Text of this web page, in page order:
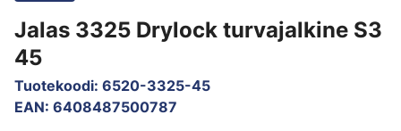
Jalas 3325 Drylock turvajalkine S3
45
Tuotekoodi: 6520-3325-45
EAN: 6408487500787